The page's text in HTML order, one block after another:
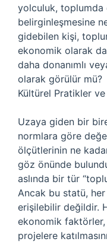
yolculuk, toplumda
belirginleşmesine
gidebilen kişi,
ekonomik olarak
daha donanımlı
olarak görülür mü?
Kültürel Pratikler
Uzaya giden bir
normlara göre
ölçütlerinin ne
göz önünde
aslında bir tür
Ancak bu statü,
erişilebilir değildir.
ekonomik
projelere